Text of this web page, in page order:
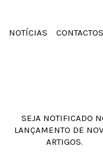
NOTÍCIAS CONTACTOS
SEJA NOTIFICADO
LANÇAMENTO DE
ARTIGOS.